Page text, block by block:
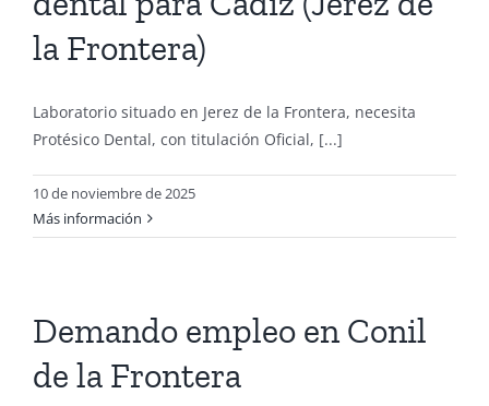
la Frontera)
Laboratorio situado en Jerez de la Frontera, necesita
Protésico Dental, con titulación Oficial, [...]
10 de noviembre de 2025
Más información
Demando empleo en Conil
de la Frontera